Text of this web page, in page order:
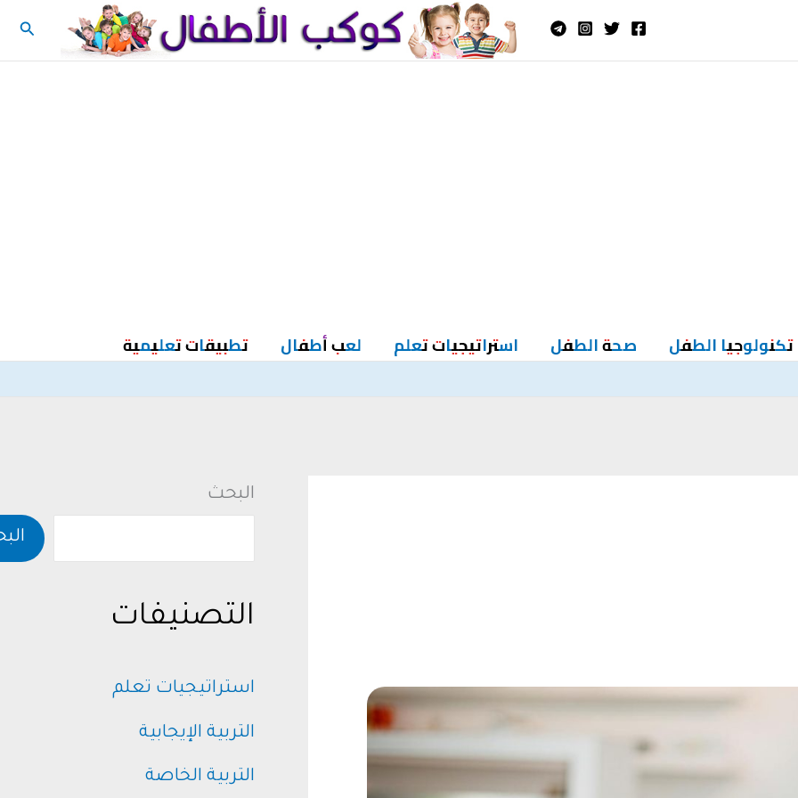
تكنولوجيا الطفل صحة الطفل استراتيجيات تعلم لعب أطفال تطبيقات تعليمية
البحث
التصنيفات
استراتيجيات تعلم
التربية الإيجابية
التربية الخاصة